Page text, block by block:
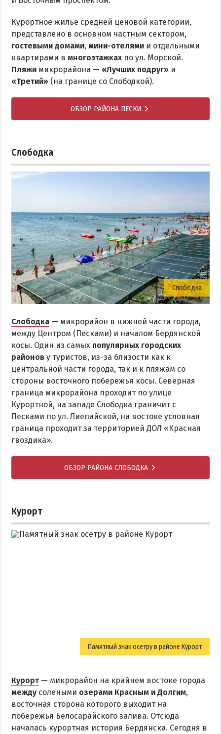
Курортное жилье средней ценовой категории,
представлено в основном частным сектором,
гостевыми домами, мини-отелями и отдельными
квартирами в многоэтажках по ул. Морской.
Пляжи микрорайона — «Лучших подруг» и
«Третий» (на границе со Слободкой).
ОБЗОР РАЙОНА ПЕСКИ
Слободка
Слободка
Слободка — микрорайон в нижней части города,
между Центром (Песками) и началом Бердянской
косы. Один из самых популярных городских
районов у туристов, из-за близости как к
центральной части города, так и к пляжам со
стороны восточного побережья косы. Северная
граница микрорайона проходит по улице
Курортной, на западе Слободка граничит с
Песками по ул. Лиепайской, на востоке условная
граница проходит за территорией ДОЛ «Красная
гвоздика».
ОБЗОР РАЙОНА СЛОБОДКА
Курорт
Памятный знак осетру в районе Курорт
Курорт — микрорайон на крайнем востоке города
между солеными озерами Красным и Долгим,
восточная сторона которого выходит на
побережья Белосарайского залива. Отсюда
началась курортная история Бердянска. Сегодня в